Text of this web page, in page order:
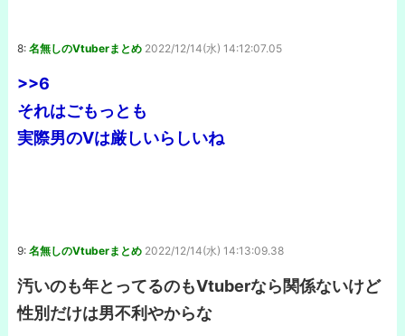
8: 名無しのVtuberまとめ 2022/12/14(水) 14:12:07.05
>>6
それはごもっとも
実際男のVは厳しいらしいね
9: 名無しのVtuberまとめ 2022/12/14(水) 14:13:09.38
汚いのも年とってるのもVtuberなら関係ないけど
性別だけは男不利やからな